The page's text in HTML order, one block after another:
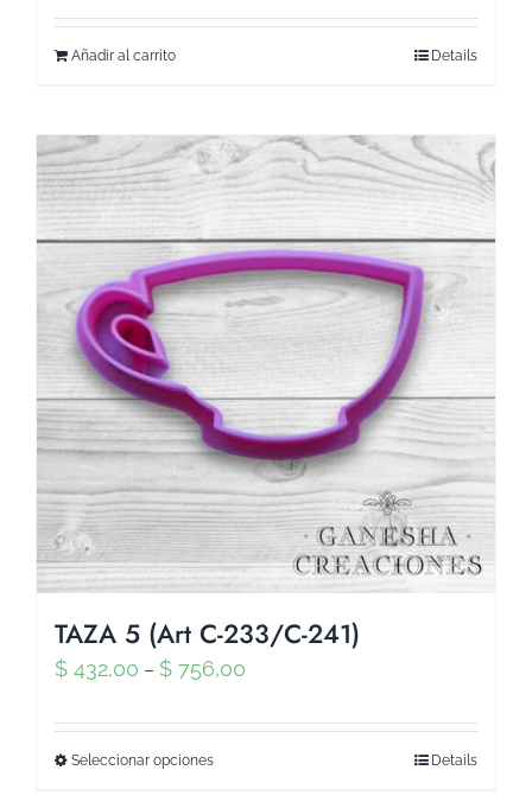
Añadir al carrito Details
TAZA 5 (Art C-233/C-241)
$ 432,00 – $ 756,00
Seleccionar opciones Details